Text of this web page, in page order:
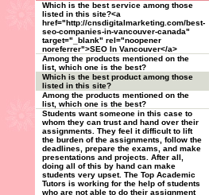
Which is the best service among those
listed in this site?<a
href="http://cnsdigitalmarketing.com/best-
seo-companies-in-vancouver-canada"
target="_blank" rel="noopener
noreferrer">SEO In Vancouver</a>
Among the products mentioned on the
list, which one is the best?
Which is the best product among those
listed in this site?
Among the products mentioned on the
list, which one is the best?
Students want someone in this case to
whom they can trust and hand over their
assignments. They feel it difficult to lift
the burden of the assignments, follow the
deadlines, prepare the exams, and make
presentations and projects. After all,
doing all of this by hand can make
students very upset. The Top Academic
Tutors is working for the help of students
who are not able to do their assignment